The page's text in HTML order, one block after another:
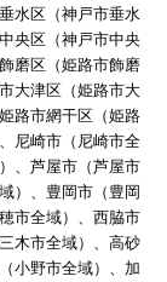
水区（神戸市垂水
央区（神戸市中央
磨区（姫路市飾磨
大津区（姫路市大
路市網干区（姫路
尼崎市（尼崎市全
、芦屋市（芦屋市
）、豊岡市（豊岡
市全域）、西脇市
木市全域）、高砂
小野市全域）、加